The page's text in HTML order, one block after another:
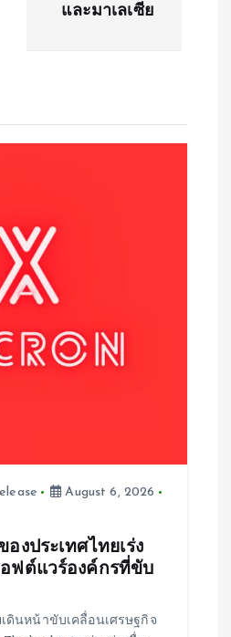
และมาเลเซีย
August 6, 2026
งประเทศไทยเร่ง
ฟต์แวร์องค์กรที่ขับ
ดินหน้าขับเคลื่อนเศรษฐกิจ